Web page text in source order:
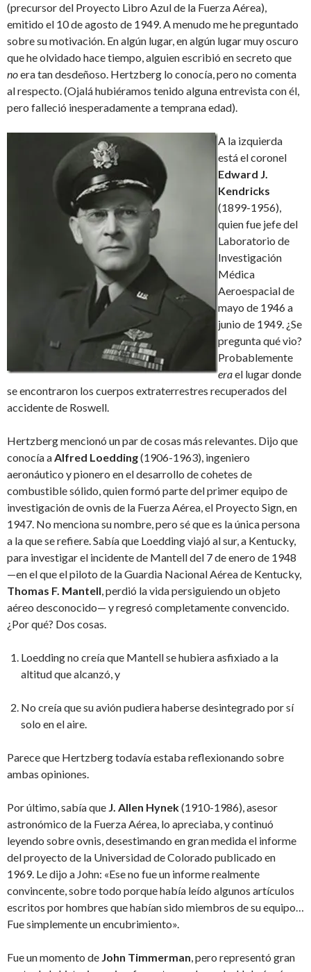
(precursor del Proyecto Libro Azul de la Fuerza Aérea),
emitido el 10 de agosto de 1949. A menudo me he preguntado
sobre su motivación. En algún lugar, en algún lugar muy oscuro
que he olvidado hace tiempo, alguien escribió en secreto que
noera tan desdeñoso. Hertzberg lo conocía, pero no comenta
al respecto. (Ojalá hubiéramos tenido alguna entrevista con él,
pero falleció inesperadamente a temprana edad).
A la izquierda
está el coronel
Edward J.
Kendricks
(1899-1956),
quien fue jefe del
Laboratorio de
Investigación
Médica
Aeroespacial de
mayo de 1946 a
junio de 1949. ¿Se
pregunta qué vio?
Probablemente
erael lugar donde
se encontraron los cuerpos extraterrestres recuperados del
accidente de Roswell.
Hertzberg mencionó un par de cosas más relevantes. Dijo que
conocía aAlfred Loedding(1906-1963), ingeniero
aeronáutico y pionero en el desarrollo de cohetes de
combustible sólido, quien formó parte del primer equipo de
investigación de ovnis de la Fuerza Aérea, el Proyecto Sign, en
1947. No menciona su nombre, pero sé que es la única persona
a la que se refiere. Sabía que Loedding viajó al sur, a Kentucky,
para investigar el incidente de Mantell del 7 de enero de 1948
—en el que el piloto de la Guardia Nacional Aérea de Kentucky,
Thomas F. Mantell, perdió la vida persiguiendo un objeto
aéreo desconocido— y regresó completamente convencido.
¿Por qué? Dos cosas.
Loedding no creía que Mantell se hubiera asfixiado a la
altitud que alcanzó, y
No creía que su avión pudiera haberse desintegrado por sí
solo en el aire.
Parece que Hertzberg todavía estaba reflexionando sobre
ambas opiniones.
Por último, sabía que J. Allen Hynek(1910-1986), asesor
astronómico de la Fuerza Aérea, lo apreciaba, y continuó
leyendo sobre ovnis, desestimando en gran medida el informe
del proyecto de la Universidad de Colorado publicado en
1969. Le dijo a John: «Ese no fue un informe realmente
convincente, sobre todo porque había leído algunos artículos
escritos por hombres que habían sido miembros de su equipo…
Fue simplemente un encubrimiento».
Fue un momento de John Timmerman, pero representó gran